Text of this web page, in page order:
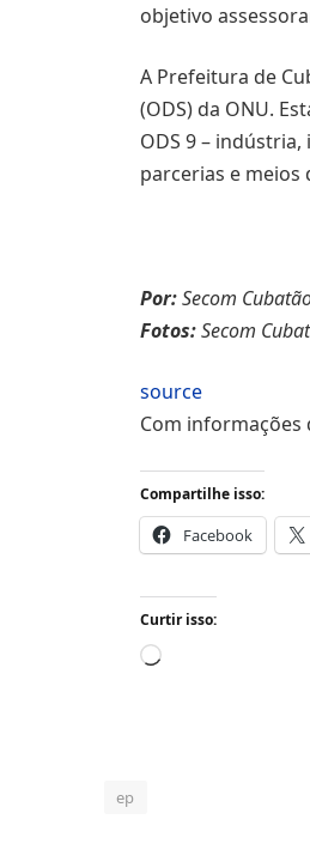
objetivo
A Prefeitura de
(ODS) da ONU.
ODS 9 –
parcerias e meios
Por:Secom
Fotos:Secom
source
Com informações
Compartilhe isso:
Facebook
Curtir isso:
Carregando...
ep